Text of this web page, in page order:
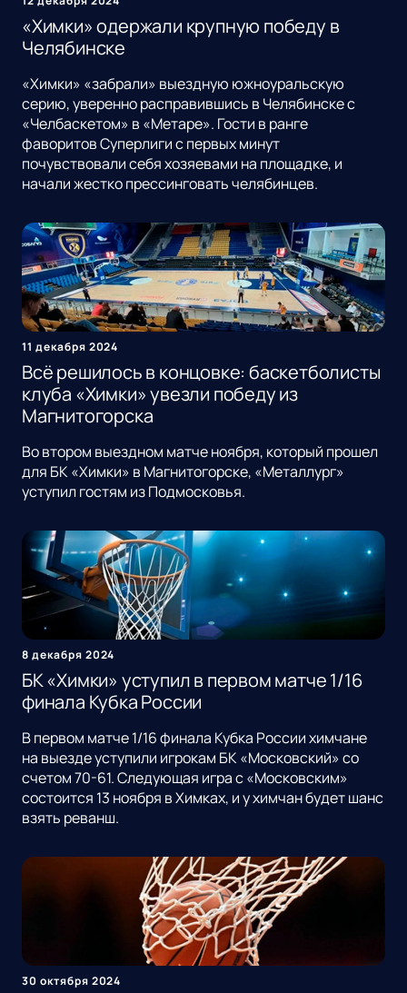
«Химки» одержали крупную победу в
Челябинске
«Химки» «забрали» выездную южноуральскую
серию, уверенно расправившись в Челябинске с
«Челбаскетом» в «Метаре». Гости в ранге
фаворитов Суперлиги с первых минут
почувствовали себя хозяевами на площадке, и
начали жестко прессинговать челябинцев.
11 декабря 2024
Всё решилось в концовке: баскетболисты
клуба «Химки» увезли победу из
Магнитогорска
Во втором выездном матче ноября, который прошел
для БК «Химки» в Магнитогорске, «Металлург»
уступил гостям из Подмосковья.
8 декабря 2024
БК «Химки» уступил в первом матче 1/16
финала Кубка России
В первом матче 1/16 финала Кубка России химчане
на выезде уступили игрокам БК «Московский» со
счетом 70-61. Следующая игра с «Московским»
состоится 13 ноября в Химках, и у химчан будет шанс
взять реванш.
30 октября 2024